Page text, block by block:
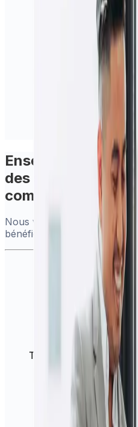
Ensemble, nous
des services
complets.
Nous vous garantissons que
bénéficier des mêmes :
Tarifs avantageux